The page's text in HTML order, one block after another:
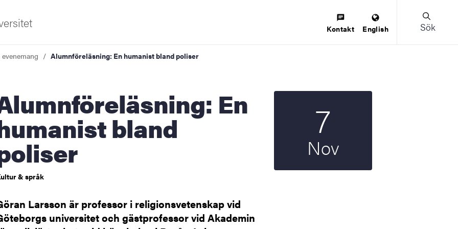
innovation
Kontakt English Sök
Alumnföreläsning: En humanist bland poliser
En
bland
& språk
Larsson är professor i religionsvetenskap vid
universitet och gästprofessor vid Akademin
7
Nov